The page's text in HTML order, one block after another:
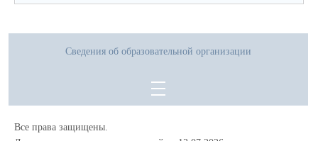
Сведения об образовательной организации
Все права защищены.